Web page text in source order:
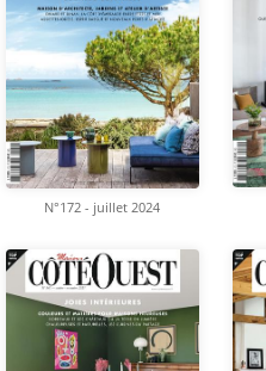
N°172 - juillet 2024